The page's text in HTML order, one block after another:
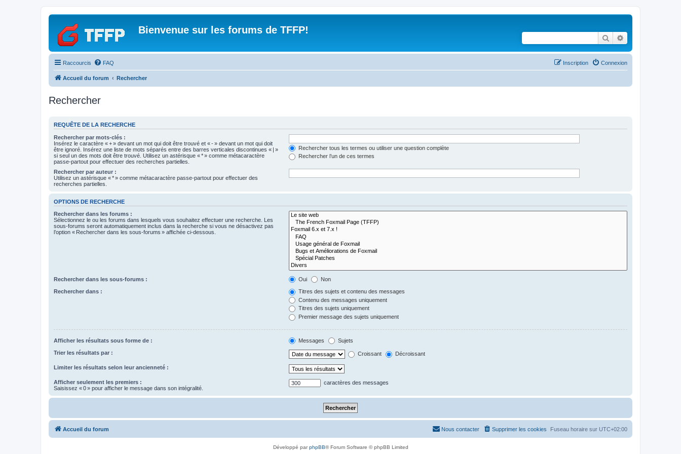
Bienvenue sur les forums de TFFP!
Rechercher
Raccourcis FAQ Connexion
Inscription
Accueil du forum Rechercher
Rechercher
REQUÊTE DE LA RECHERCHE
Rechercher par mots-clés :
Insérez le caractère « + » devant un mot qui doit être trouvé et « - » devant un mot qui doit
être ignoré. Insérez une liste de mots séparés entre des barres verticales discontinues « | »
si seul un des mots doit être trouvé. Utilisez un astérisque « * » comme métacaractère
passe-partout pour effectuer des recherches partielles.
Rechercher tous les termes ou utiliser une question complète
Rechercher l’un de ces termes
Rechercher par auteur :
Utilisez un astérisque « * » comme métacaractère passe-partout pour effectuer des
recherches partielles.
OPTIONS DE RECHERCHE
Rechercher dans les forums :
Sélectionnez le ou les forums dans lesquels vous souhaitez effectuer une recherche. Les
sous-forums seront automatiquement inclus dans la recherche si vous ne désactivez pas
l’option « Rechercher dans les sous-forums » affichée ci-dessous.
Rechercher dans les sous-forums : Oui Non
Rechercher dans :
Titres des sujets et contenu des messages
Contenu des messages uniquement
Titres des sujets uniquement
Premier message des sujets uniquement
Afficher les résultats sous forme de : Messages Sujets
Trier les résultats par : Croissant Décroissant
Limiter les résultats selon leur ancienneté :
Afficher seulement les premiers :
Saisissez « 0 » pour afficher le message dans son intégralité.
caractères des messages
Accueil du forum Fuseau horaire sur UTC+02:00
Supprimer les cookies
Nous contacter
Développé parphpBB® Forum Software © phpBB Limited